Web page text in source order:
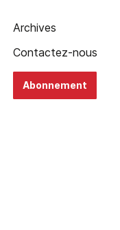
Archives
Contactez-nous
Abonnement